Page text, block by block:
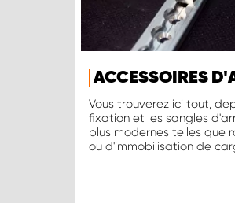
ACCESSOIRES
Vous trouverez ici tout,
fixation et les sangles
plus modernes telles que
ou d'immobilisation de